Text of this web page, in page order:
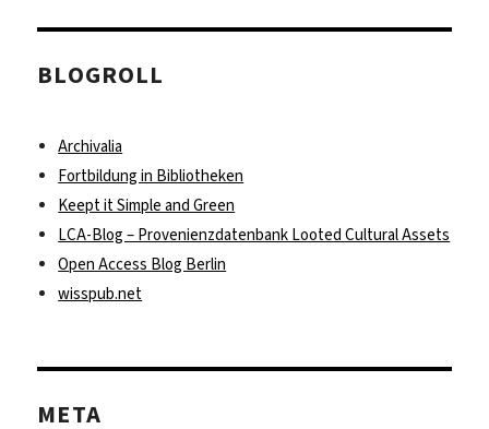
BLOGROLL
Archivalia
Fortbildung in Bibliotheken
Keept it Simple and Green
LCA-Blog – Provenienzdatenbank Looted Cultural Assets
Open Access Blog Berlin
wisspub.net
META